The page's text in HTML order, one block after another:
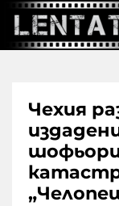
Чехия